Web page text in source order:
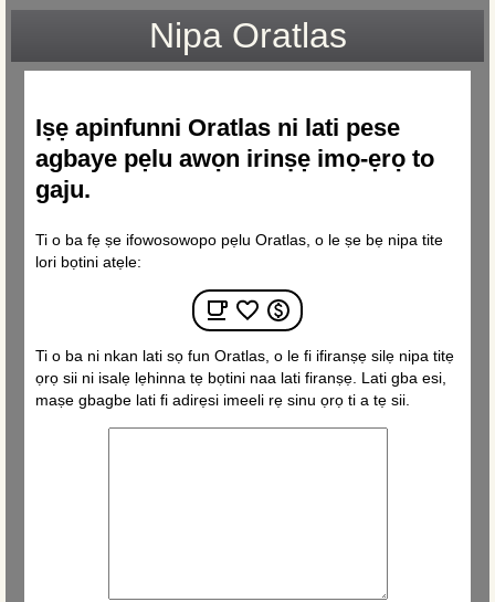
Nipa Oratlas
Iṣẹ apinfunni Oratlas ni lati pese
agbaye pẹlu awọn irinṣẹ imọ-ẹrọ to
gaju.
Ti o ba fẹ ṣe ifowosowopo pẹlu Oratlas, o le ṣe bẹ nipa tite
lori bọtini atẹle:
Ti o ba ni nkan lati sọ fun Oratlas, o le fi ifiranṣẹ silẹ nipa titẹ
ọrọ sii ni isalẹ lẹhinna tẹ bọtini naa lati firanṣẹ. Lati gba esi,
maṣe gbagbe lati fi adirẹsi imeeli rẹ sinu ọrọ ti a tẹ sii.